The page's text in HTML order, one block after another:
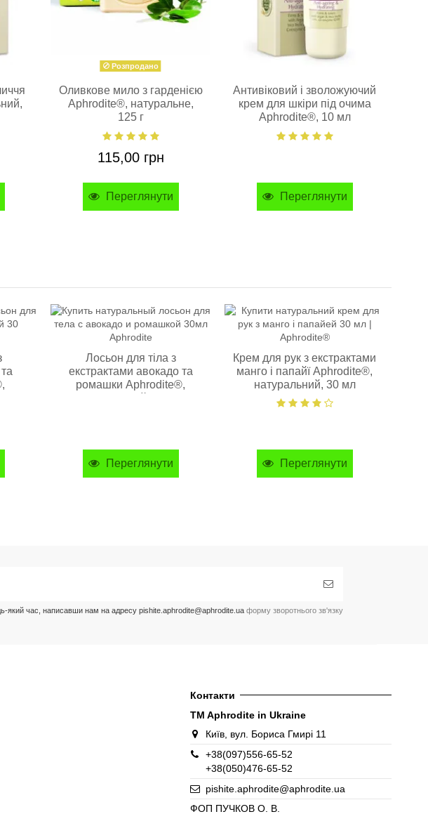
Розпродано
Оливкове мило з гарденією
Aphrodite®, натуральне,
125 г
115,00 грн
Переглянути
Антивіковий і зволожуючий
крем для шкіри під очима
Aphrodite®, 10 мл
Переглянути
Лосьон для тіла з
екстрактами авокадо та
ромашки Aphrodite®,
Переглянути
Крем для рук з екстрактами
манго і папайї Aphrodite®,
натуральний, 30 мл
Переглянути
який час, написавши нам на адресу pishite.aphrodite@aphrodite.uaформу зворотнього зв'язку
Контакти
TM Aphrodite in Ukraine
Київ, вул. Бориса Гмирі 11
+38(097)556-65-52
+38(050)476-65-52
pishite.aphrodite@aphrodite.ua
ФОП ПУЧКОВ О. В.